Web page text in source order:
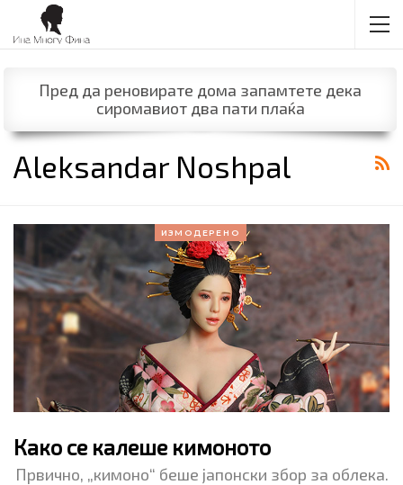
Пред да реновирате дома запамтете дека
сиромавиот два пати плаќа
Aleksandar Noshpal
ИЗМОДЕРЕНО
Како се калеше кимоното
Првично, „кимоно“ беше јапонски збор за облека.